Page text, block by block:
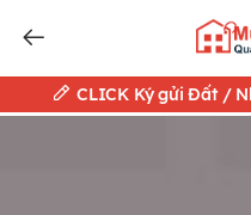
CLICK Ký gửi Đất /